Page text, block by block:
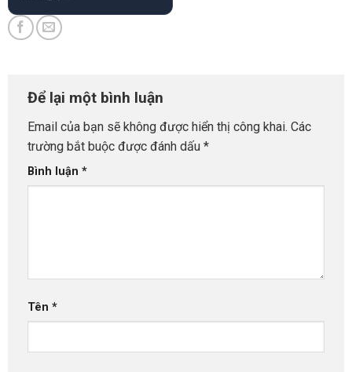
Để lại một bình luận
Email của bạn sẽ không được hiển thị công khai. Các
trường bắt buộc được đánh dấu *
Bình luận *
Tên *